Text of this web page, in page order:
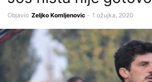
Objavio Zeljko Komljenovic - 1 ožujka, 2020